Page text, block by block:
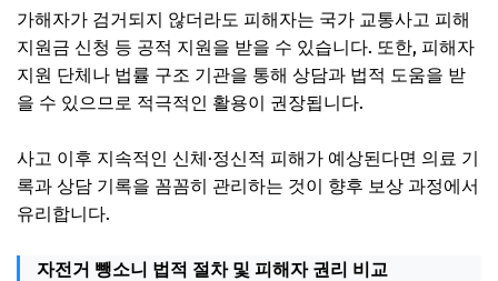
가해자가 검거되지 않더라도 피해자는 국가 교통사고 피해
지원금 신청 등 공적 지원을 받을 수 있습니다. 또한, 피해자
지원 단체나 법률 구조 기관을 통해 상담과 법적 도움을 받
을 수 있으므로 적극적인 활용이 권장됩니다.
사고 이후 지속적인 신체·정신적 피해가 예상된다면 의료 기
록과 상담 기록을 꼼꼼히 관리하는 것이 향후 보상 과정에서
유리합니다.
자전거 뺑소니 법적 절차 및 피해자 권리 비교